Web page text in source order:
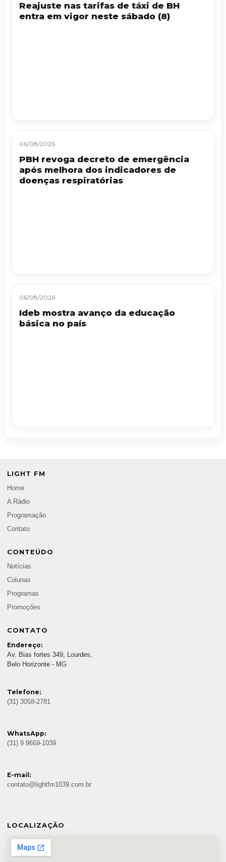
Reajuste nas tarifas de táxi de BH
entra em vigor neste sábado (8)
06/08/2026
PBH revoga decreto de emergência
após melhora dos indicadores de
doenças respiratórias
06/08/2026
Ideb mostra avanço da educação
básica no país
LIGHT FM
Home
A Rádio
Programação
Contato
CONTEÚDO
Notícias
Colunas
Programas
Promoções
CONTATO
Endereço:
Av. Bias fortes 349, Lourdes,
Belo Horizonte - MG
Telefone:
(31) 3058-2781
WhatsApp:
(31) 9 9669-1039
E-mail:
contato@lightfm1039.com.br
LOCALIZAÇÃO